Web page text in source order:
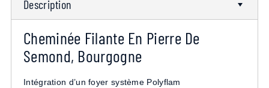
Description
Cheminée Filante En Pierre De
Semond, Bourgogne
Intégration d’un foyer système Polyflam